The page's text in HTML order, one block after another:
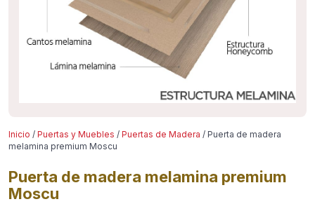
Inicio / Puertas y Muebles / Puertas de Madera / Puerta de madera
melamina premium Moscu
Puerta de madera melamina premium
Moscu